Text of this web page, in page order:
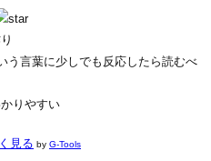
う言葉に少しでも反応したら読むべ
りやすい
見る by G-Tools